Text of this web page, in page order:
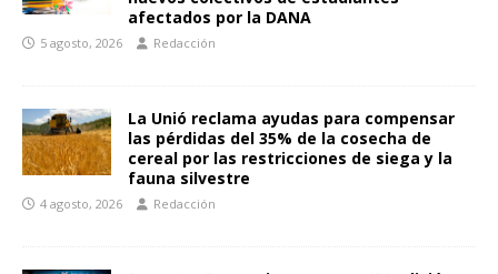
afectados por la DANA
5 agosto, 2026 Redacción
La Unió reclama ayudas para compensar
las pérdidas del 35% de la cosecha de
cereal por las restricciones de siega y la
fauna silvestre
4 agosto, 2026 Redacción